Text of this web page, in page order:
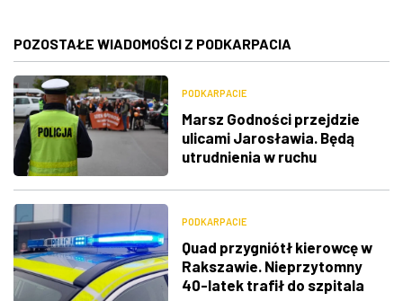
POZOSTAŁE WIADOMOŚCI Z PODKARPACIA
PODKARPACIE
Marsz Godności przejdzie
ulicami Jarosławia. Będą
utrudnienia w ruchu
PODKARPACIE
Quad przygniótł kierowcę w
Rakszawie. Nieprzytomny
40-latek trafił do szpitala